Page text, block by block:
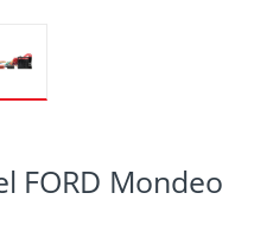
FORD Mondeo